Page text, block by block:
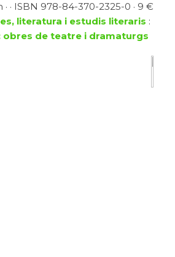
· · ISBN 978-84-370-2325-0 · 9 €
literatura i estudis literaris :
obres de teatre i dramaturgs